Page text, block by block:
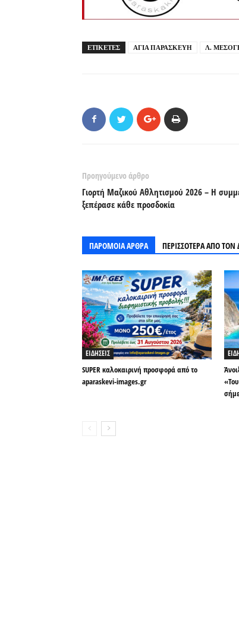
ΕΤΙΚΕΤΕΣ ΑΓΙΑ ΠΑΡΑΣΚΕΥΗ Λ.
Προηγούμενο άρθρο
Γιορτή Μαζικού Αθλητισμού 2026 – Η
ξεπέρασε κάθε προσδοκία
ΠΑΡΟΜΟΙΑ ΑΡΘΡΑ ΠΕΡΙΣΣΟΤΕΡΑ ΑΠΟ
ΕΙΔΗΣΕΙΣ
SUPER καλοκαιρινή προσφορά από το
aparaskevi-images.gr